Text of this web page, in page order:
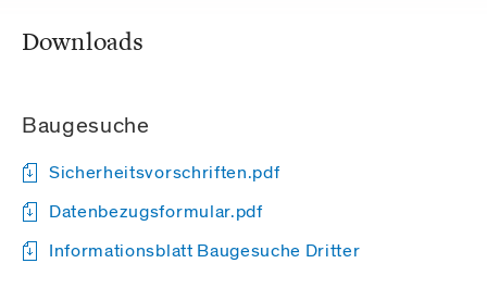
Downloads
Baugesuche
Sicherheitsvorschriften.pdf
Datenbezugsformular.pdf
Informationsblatt Baugesuche Dritter